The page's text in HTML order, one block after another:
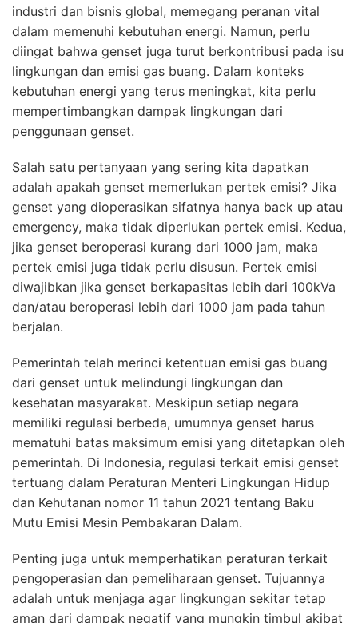
industri dan bisnis global, memegang peranan vital
dalam memenuhi kebutuhan energi. Namun, perlu
diingat bahwa genset juga turut berkontribusi pada isu
lingkungan dan emisi gas buang. Dalam konteks
kebutuhan energi yang terus meningkat, kita perlu
mempertimbangkan dampak lingkungan dari
penggunaan genset.
Salah satu pertanyaan yang sering kita dapatkan
adalah apakah genset memerlukan pertek emisi? Jika
genset yang dioperasikan sifatnya hanya back up atau
emergency, maka tidak diperlukan pertek emisi. Kedua,
jika genset beroperasi kurang dari 1000 jam, maka
pertek emisi juga tidak perlu disusun. Pertek emisi
diwajibkan jika genset berkapasitas lebih dari 100kVa
dan/atau beroperasi lebih dari 1000 jam pada tahun
berjalan.
Pemerintah telah merinci ketentuan emisi gas buang
dari genset untuk melindungi lingkungan dan
kesehatan masyarakat. Meskipun setiap negara
memiliki regulasi berbeda, umumnya genset harus
mematuhi batas maksimum emisi yang ditetapkan oleh
pemerintah. Di Indonesia, regulasi terkait emisi genset
tertuang dalam Peraturan Menteri Lingkungan Hidup
dan Kehutanan nomor 11 tahun 2021 tentang Baku
Mutu Emisi Mesin Pembakaran Dalam.
Penting juga untuk memperhatikan peraturan terkait
pengoperasian dan pemeliharaan genset. Tujuannya
adalah untuk menjaga agar lingkungan sekitar tetap
aman dari dampak negatif yang mungkin timbul akibat